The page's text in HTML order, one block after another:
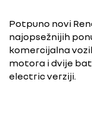
Potpuno novi
najopsežnijih
komercijalna
motora i dvije
electric verziji.